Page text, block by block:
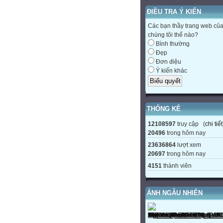
ĐIỀU TRA Ý KIẾN
Các bạn thầy trang web của
chúng tôi thế nào?
Bình thường
Đẹp
Đơn điệu
Ý kiến khác
THỐNG KÊ
12108597 truy cập (chi tiết
20496 trong hôm nay
23636864 lượt xem
20697 trong hôm nay
4151 thành viên
ẢNH NGẪU NHIÊN